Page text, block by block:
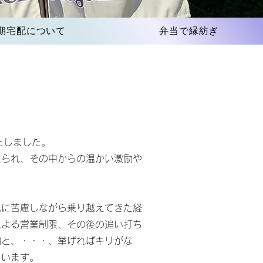
宅配について 弁当で縁紡ぎ
ました。
れ、その中からの温かい激励や
苦慮しながら乗り越えてきた経
る営業制限、その後の追い打ち
、・・・、挙げればキリがな
ます。